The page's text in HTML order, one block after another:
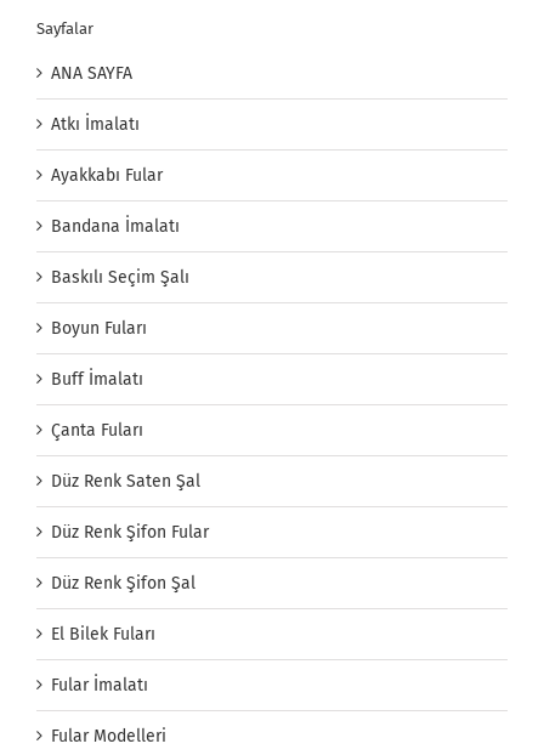
Sayfalar
ANA SAYFA
Atkı İmalatı
Ayakkabı Fular
Bandana İmalatı
Baskılı Seçim Şalı
Boyun Fuları
Buff İmalatı
Çanta Fuları
Düz Renk Saten Şal
Düz Renk Şifon Fular
Düz Renk Şifon Şal
El Bilek Fuları
Fular İmalatı
Fular Modelleri